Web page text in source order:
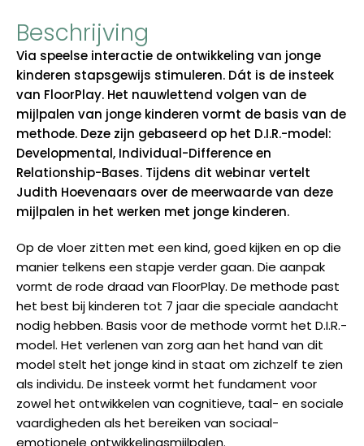
Beschrijving
Via speelse interactie de ontwikkeling van jonge
kinderen stapsgewijs stimuleren. Dát is de insteek
van FloorPlay. Het nauwlettend volgen van de
mijlpalen van jonge kinderen vormt de basis van de
methode. Deze zijn gebaseerd op het D.I.R.-model:
Developmental, Individual-Difference en
Relationship-Bases. Tijdens dit webinar vertelt
Judith Hoevenaars over de meerwaarde van deze
mijlpalen in het werken met jonge kinderen.
Op de vloer zitten met een kind, goed kijken en op die
manier telkens een stapje verder gaan. Die aanpak
vormt de rode draad van FloorPlay. De methode past
het best bij kinderen tot 7 jaar die speciale aandacht
nodig hebben. Basis voor de methode vormt het D.I.R.-
model. Het verlenen van zorg aan het hand van dit
model stelt het jonge kind in staat om zichzelf te zien
als individu. De insteek vormt het fundament voor
zowel het ontwikkelen van cognitieve, taal- en sociale
vaardigheden als het bereiken van sociaal-
emotionele ontwikkelingsmijlpalen.